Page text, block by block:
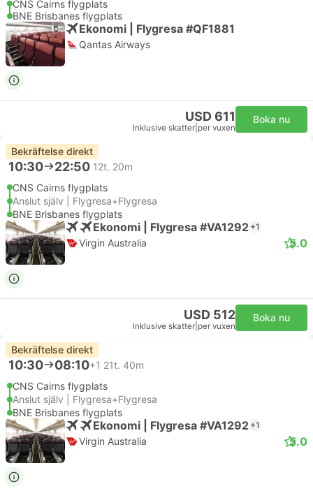
CNS Cairns flygplats
BNE Brisbanes flygplats
Ekonomi | Flygresa #QF1881
Qantas Airways
USD 611
Inklusive skatter per vuxen
Boka nu
Bekräftelse direkt
10:30 22:50 12t. 20m
CNS Cairns flygplats
Anslut själv | Flygresa+Flygresa
BNE Brisbanes flygplats
Ekonomi | Flygresa #VA1292 +1
Virgin Australia 5.0
USD 512
Inklusive skatter per vuxen
Boka nu
Bekräftelse direkt
10:30 08:10+1 21t. 40m
CNS Cairns flygplats
Anslut själv | Flygresa+Flygresa
BNE Brisbanes flygplats
Ekonomi | Flygresa #VA1292 +1
Virgin Australia 5.0